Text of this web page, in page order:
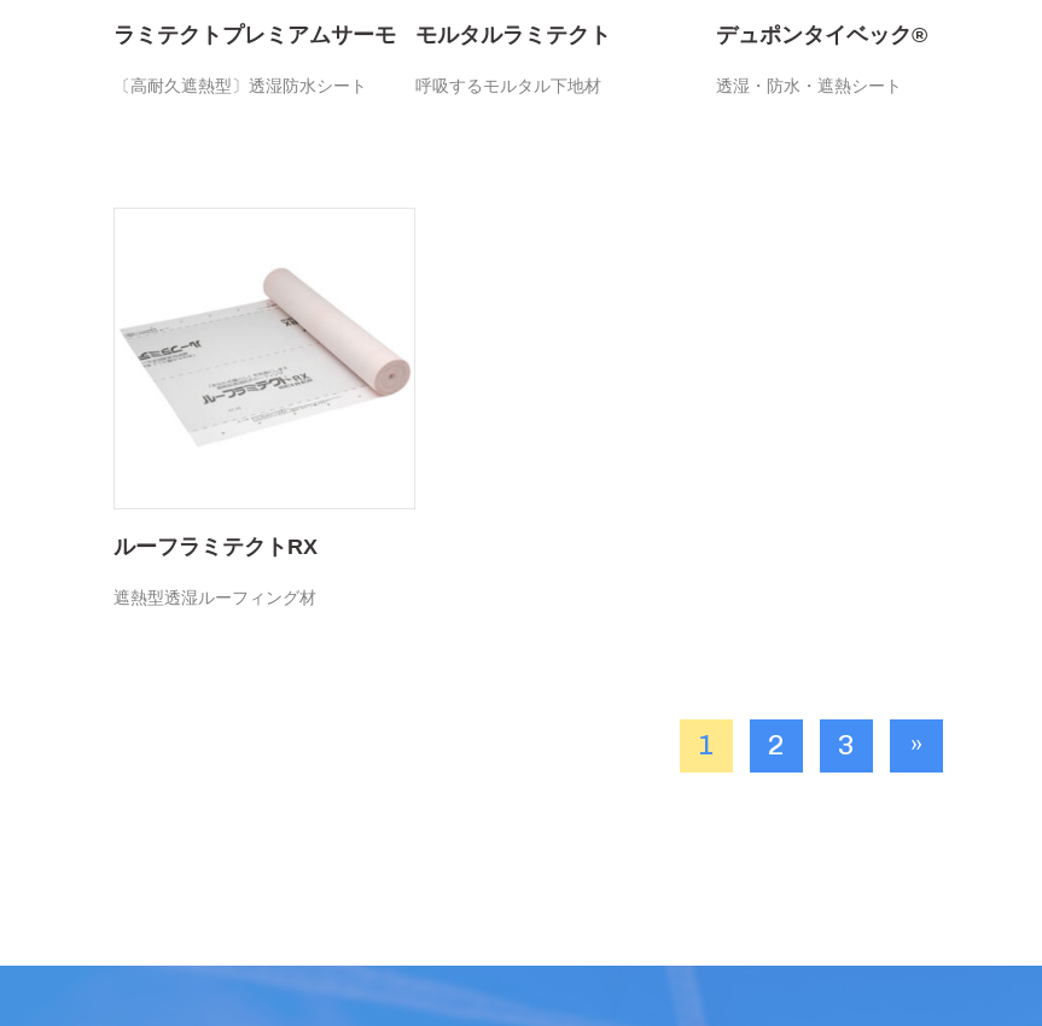
ラミテクトプレミアムサーモ
〔高耐久遮熱型〕透湿防水シート
モルタルラミテクト
呼吸するモルタル下地材
デュポンタイベック®
透湿・防水・遮熱シート
ルーフラミテクトRX
遮熱型透湿ルーフィング材
1 2 3 »